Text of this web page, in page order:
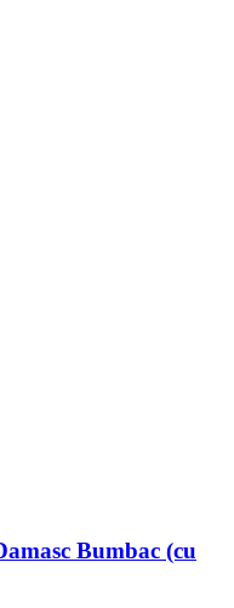
Bumbac (cu